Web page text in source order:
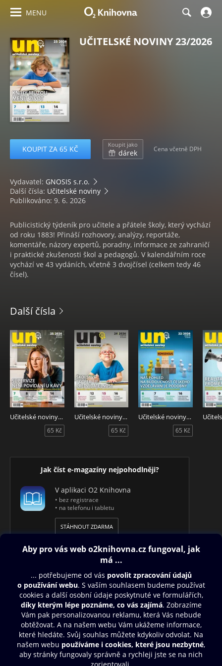
MENU
UČITELSKÉ NOVINY 23/2026
KOUPIT ZA 65 KČ Koupit jako
dárek Cena včetně DPH
Vydavatel: GNOSIS s.r.o.
Další čísla: Učitelské noviny
Publikováno: 9. 6. 2026
Publicistický týdeník pro učitele a přátele školy, který vychází
od roku 1883! Přináší rozhovory, analýzy, reportáže,
komentáře, názory expertů, poradny, informace ze zahraničí
i praktické zkušenosti škol a pedagogů. V kalendářním roce
vychází ve 43 vydáních, včetně 3 dvojčísel (celkem tedy 46
čísel).
Další čísla
Učitelské noviny 25/2026
65 Kč
Učitelské noviny 24/2026
65 Kč
Učitelské noviny 22/2026
65 Kč
Jak číst e-magazíny nejpohodlněji?
V aplikaci O2 Knihovna
• bez registrace
• na telefonu i tabletu
STÁHNOUT ZDARMA
Obsah ke stažení
Moje O2 Knihovna
Další zábava